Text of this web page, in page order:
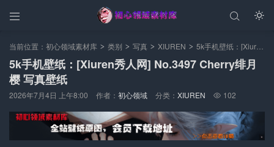
 

当前位置： 初心领域素材库 > 类别 > 写真 > XIUREN > 5k手机壁纸：[Xiuren秀人网] No.3497 Cherry绯月樱 写真壁纸
5k手机壁纸：[Xiuren秀人网] No.3497 Cherry绯月
樱 写真壁纸
2026年7月4日 上午8:00 作者： 初心领域 分类： XIUREN  102